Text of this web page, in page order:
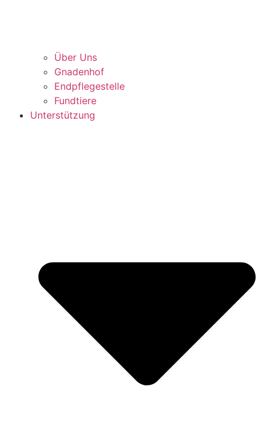
Über Uns
Gnadenhof
Endpflegestelle
Fundtiere
Unterstützung